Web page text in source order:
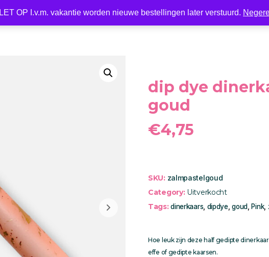
LET OP I.v.m. vakantie worden nieuwe bestellingen later verstuurd.
Nieuw LED Kaarsen Kaarshouder Wonen
dip dye
goud
€4,75
SKU: zalmpastelgoud
Category: Uitverkocht
Tags: dinerkaars, dipdye,goud, Pink,
Hoe leuk zijn deze half gedipte
effe of gedipte kaarsen.